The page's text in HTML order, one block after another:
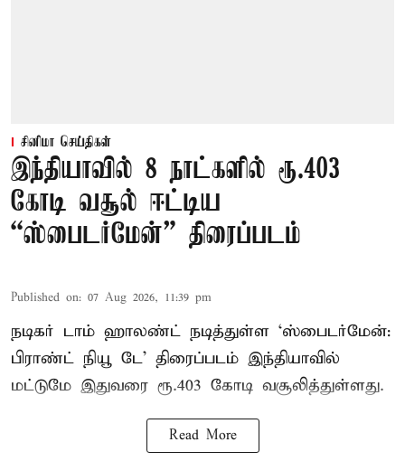
சினிமா செய்திகள்
இந்தியாவில் 8 நாட்களில் ரூ.403
கோடி வசூல் ஈட்டிய
“ஸ்பைடர்மேன்” திரைப்படம்
Published on: 07 Aug 2026, 11:39 pm
நடிகர் டாம் ஹாலண்ட் நடித்துள்ள ‘ஸ்பைடர்மேன்:
பிராண்ட் நியூ டே’ திரைப்படம் இந்தியாவில்
மட்டுமே இதுவரை ரூ.403 கோடி வசூலித்துள்ளது.
Read More